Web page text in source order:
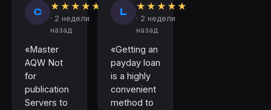
C ★ ★ ★ ★ ★
· 2 недели
назад
«Master
AQW Not
for
publication
Servers to
L ★ ★ ★ ★ ★
· 2 недели
назад
«Getting an
payday loan
is a highly
convenient
method to